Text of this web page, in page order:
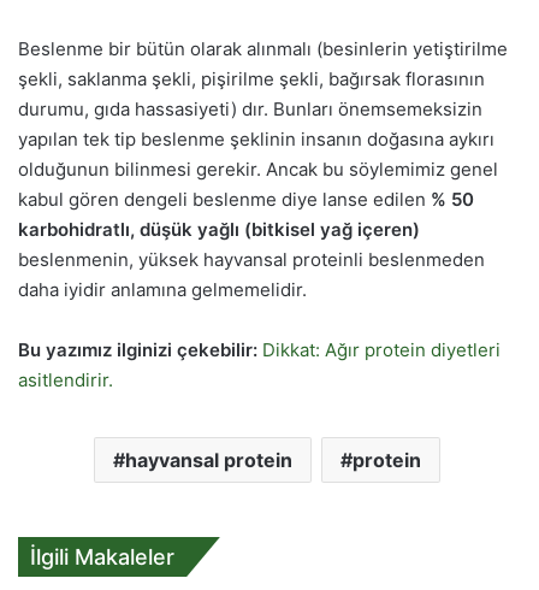
Beslenme bir bütün olarak alınmalı (besinlerin yetiştirilme
şekli, saklanma şekli, pişirilme şekli, bağırsak florasının
durumu, gıda hassasiyeti) dır. Bunları önemsemeksizin
yapılan tek tip beslenme şeklinin insanın doğasına aykırı
olduğunun bilinmesi gerekir. Ancak bu söylemimiz genel
kabul gören dengeli beslenme diye lanse edilen % 50
karbohidratlı, düşük yağlı (bitkisel yağ içeren)
beslenmenin, yüksek hayvansal proteinli beslenmeden
daha iyidir anlamına gelmemelidir.
Bu yazımız ilginizi çekebilir: Dikkat: Ağır protein diyetleri
asitlendirir.
hayvansal protein protein
İlgili Makaleler